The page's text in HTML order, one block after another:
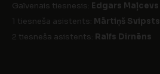
Galvenais tiesnesis: Edgars Maļcevs
1 tiesneša asistents: Mārtiņš Svipsts
2 tiesneša asistents: Ralfs Dirnēns